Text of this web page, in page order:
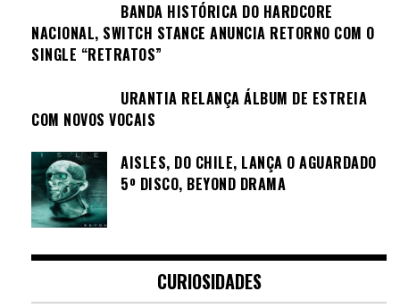
BANDA HISTÓRICA DO HARDCORE
NACIONAL, SWITCH STANCE ANUNCIA RETORNO COM O
SINGLE “RETRATOS”
URANTIA RELANÇA ÁLBUM DE ESTREIA
COM NOVOS VOCAIS
AISLES, DO CHILE, LANÇA O AGUARDADO
5º DISCO, BEYOND DRAMA
CURIOSIDADES